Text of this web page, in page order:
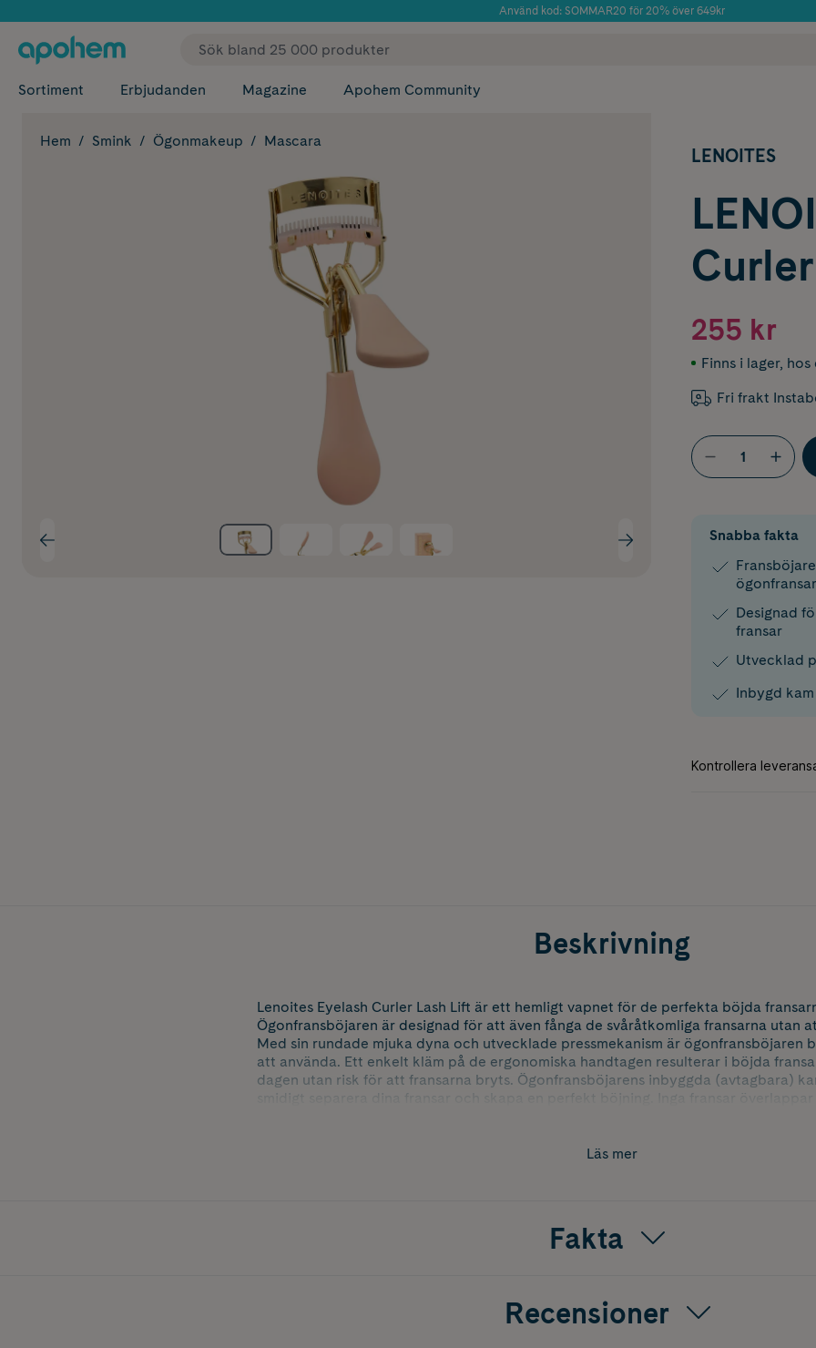
Använd kod: SOMMAR20 för 20% över 649kr
✓ Fri frakt
Sortiment Erbjudanden Magazine Apohem Community
Hem Smink Ögonmakeup Mascara
LENOITES
255 kr
Finns i lager, hos
Fri frakt
Snabba fakta
Designad
fransar
Utvecklad
Inbygd
Beskrivning
Lenoites Eyelash Curler Lash Lift är ett hemligt vapnet för de perfekta böjda
Ögonfransböjaren är designad för att även fånga de svåråtkomliga fransarna utan
Med sin rundade mjuka dyna och utvecklade pressmekanism är ögonfransböjaren
att använda. Ett enkelt kläm på de ergonomiska handtagen resulterar i böjda
dagen utan risk för att fransarna bryts. Ögonfransböjarens inbyggda (avtagbara)
smidigt separera dina fransar och skapa en perfekt böjning. Inga fransar
• Lyfter och separerar ögonfransarna för en pigg och vaken look
Läs mer
Fakta
Recensioner